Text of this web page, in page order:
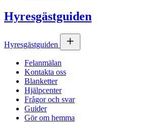
Hyresgästguiden
Hyresgästguiden
Felanmälan
Kontakta oss
Blanketter
Hjälpcenter
Frågor och svar
Guider
Gör om hemma